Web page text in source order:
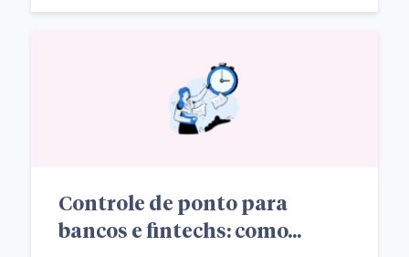
Controle de ponto para
bancos e fintechs: como...